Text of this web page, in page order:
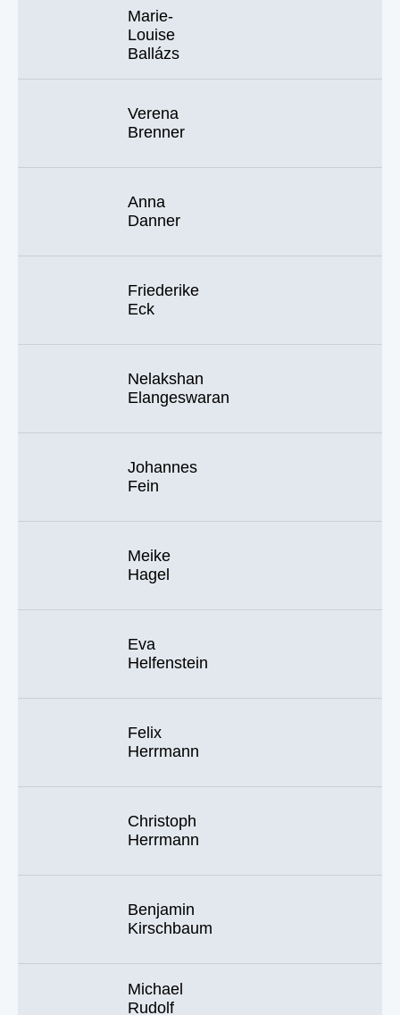
Marie-
Louise
Ballázs
Verena
Brenner
Anna
Danner
Friederike
Eck
Nelakshan
Elangeswaran
Johannes
Fein
Meike
Hagel
Eva
Helfenstein
Felix
Herrmann
Christoph
Herrmann
Benjamin
Kirschbaum
Michael
Rudolf